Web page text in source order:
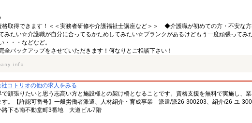
取得できます！＜＜実務者研修や介護福祉士講座など＞＞ ◆介護職が初めての方・不安な
みたい☆介護職が自分に合ってるかためしてみたい☆ブランクがあるけどもう一度頑張ってみ
・・・などなど。
全バックアップをさせていただきます！何なりとご相談下さい！
社コトリオの他の求人をみる
で頑張りたいと思う志高い方と施設様との架け橋となることです。資格支援を無料で実施し、
す。【許認可番号】一般労働者派遣、人材紹介・育成事業 派遣/派26-300203、紹介/26-ユ-
路下る南不動堂町3番地 大道ビル7階